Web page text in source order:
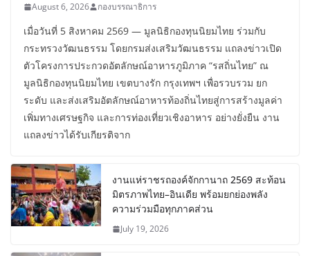
August 6, 2026 กองบรรณาธิการ
เมื่อวันที่ 5 สิงหาคม 2569 — มูลนิธิกองทุนนิยมไทย ร่วมกับ
กระทรวงวัฒนธรรม โดยกรมส่งเสริมวัฒนธรรม แถลงข่าวเปิด
ตัวโครงการประกวดอัตลักษณ์อาหารภูมิภาค “รสถิ่นไทย” ณ
มูลนิธิกองทุนนิยมไทย เขตบางรัก กรุงเทพฯ เพื่อรวบรวม ยก
ระดับ และส่งเสริมอัตลักษณ์อาหารท้องถิ่นไทยสู่การสร้างมูลค่า
เพิ่มทางเศรษฐกิจ และการท่องเที่ยวเชิงอาหาร อย่างยั่งยืน งาน
แถลงข่าวได้รับเกียรติจาก
งานแห่ราชรถองค์จักกานาถ 2569 สะท้อน
มิตรภาพไทย–อินเดีย พร้อมยกย่องพลัง
ความร่วมมือทุกภาคส่วน
July 19, 2026